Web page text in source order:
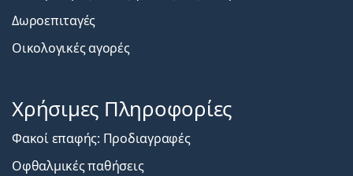
Δωροεπιταγές
Οικολογικές αγορές
Χρήσιμες Πληροφορίες
Φακοί επαφής: Προδιαγραφές
Οφθαλμικές παθήσεις